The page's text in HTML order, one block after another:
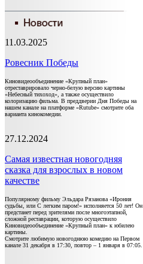
11.03.2025
Ровесник Победы
Киновидеообъединение «Крупный план»
отреставрировало черно-белую версию картины
«Небесный тихоход», а также осуществило
колоризацию фильма. В преддверии Дня Победы на
нашем канале на платформе «Rutube» смотрите оба
варианта кинокомедии.
27.12.2024
Самая известная новогодняя
сказка для взрослых в новом
качестве
Популярному фильму Эльдара Рязанова «Ирония
судьбы, или С легким паром!» исполняется 50 лет! Он
предстанет перед зрителями после многоэтапной,
сложной реставрации, которую осуществило
Киновидеообъединение «Крупный план» к юбилею
картины.
Смотрите любимую новогоднюю комедию на Первом
канале 31 декабря в 17:30, повтор – 1 января в 07:05.